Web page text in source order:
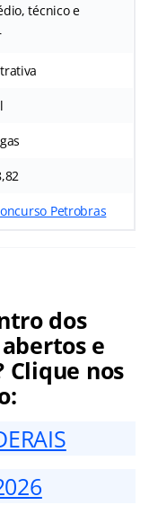
técnico e
Petrobras
dos
e
Clique nos